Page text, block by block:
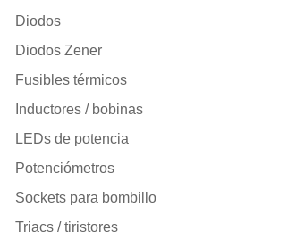
Diodos
Diodos Zener
Fusibles térmicos
Inductores / bobinas
LEDs de potencia
Potenciómetros
Sockets para bombillo
Triacs / tiristores